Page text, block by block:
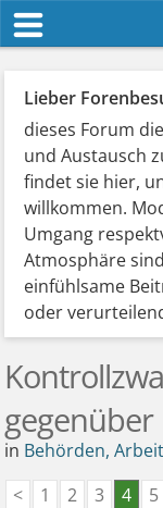
Lieber
dieses Forum
und Austausch
findet sie hier,
willkommen.
Umgang
Atmosphäre
einfühlsame
oder
gegenüber
in Behörden,
<
1 2 3 4 5